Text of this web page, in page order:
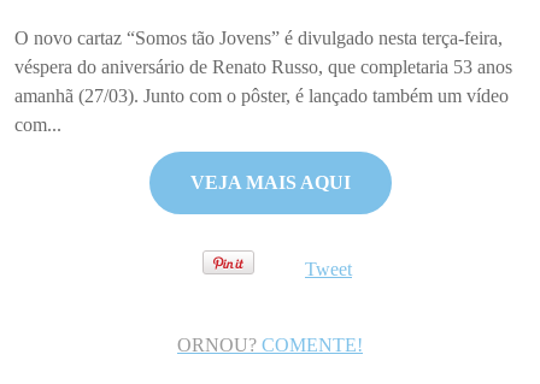
O novo cartaz “Somos tão Jovens” é divulgado nesta terça-feira,
véspera do aniversário de Renato Russo, que completaria 53 anos
amanhã (27/03). Junto com o pôster, é lançado também um vídeo
com...
VEJA MAIS AQUI
Tweet
ORNOU? COMENTE!